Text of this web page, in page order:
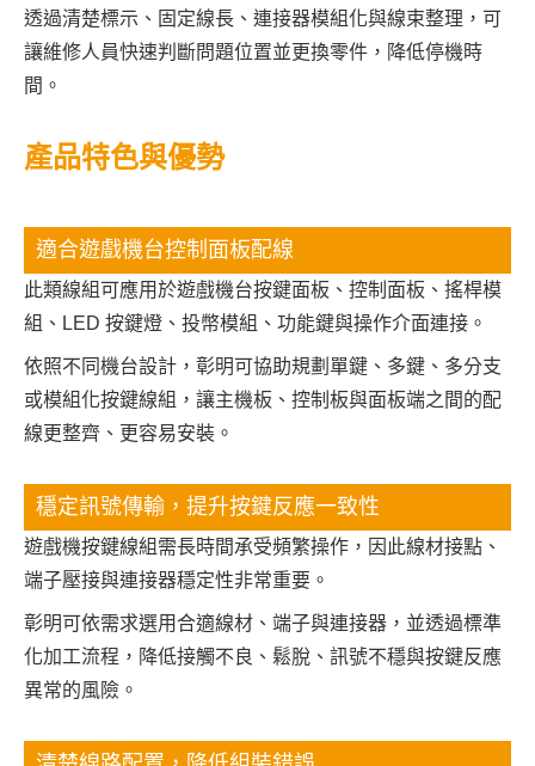
透過清楚標示、固定線長、連接器模組化與線束整理，可
讓維修人員快速判斷問題位置並更換零件，降低停機時
間。
產品特色與優勢
適合遊戲機台控制面板配線
此類線組可應用於遊戲機台按鍵面板、控制面板、搖桿模
組、LED 按鍵燈、投幣模組、功能鍵與操作介面連接。
依照不同機台設計，彰明可協助規劃單鍵、多鍵、多分支
或模組化按鍵線組，讓主機板、控制板與面板端之間的配
線更整齊、更容易安裝。
穩定訊號傳輸，提升按鍵反應一致性
遊戲機按鍵線組需長時間承受頻繁操作，因此線材接點、
端子壓接與連接器穩定性非常重要。
彰明可依需求選用合適線材、端子與連接器，並透過標準
化加工流程，降低接觸不良、鬆脫、訊號不穩與按鍵反應
異常的風險。